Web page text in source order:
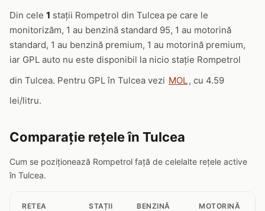
Din cele 1 stații Rompetrol din Tulcea pe care le
monitorizăm, 1 au benzină standard 95, 1 au motorină
standard, 1 au benzină premium, 1 au motorină premium,
iar GPL auto nu este disponibil la nicio stație Rompetrol
din Tulcea. Pentru GPL în Tulcea vezi MOL, cu 4.59
lei/litru.
Comparație rețele în Tulcea
Cum se poziționează Rompetrol față de celelalte rețele active
în Tulcea.
RETEA STAȚII BENZINĂ MOTORINĂ